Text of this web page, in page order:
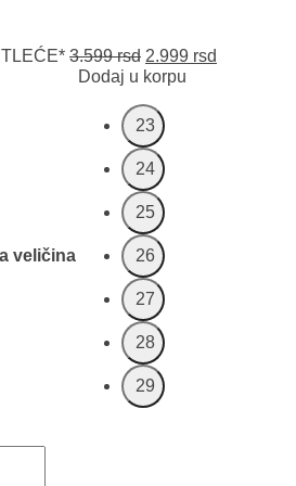
3.599rsd Originalna
cena
bila:
3.599 rsd.
2.999 rsd
veličina
Dodaj u korpu
23
24
25
26
27
28
29